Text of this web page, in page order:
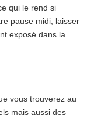
qui le rend si
pause midi, laisser
exposé dans la
vous trouverez au
mais aussi des